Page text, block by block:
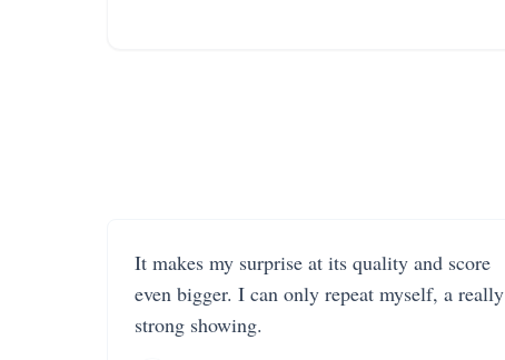
It makes my surprise at its quality and score
even bigger. I can only repeat myself, a really
strong showing.